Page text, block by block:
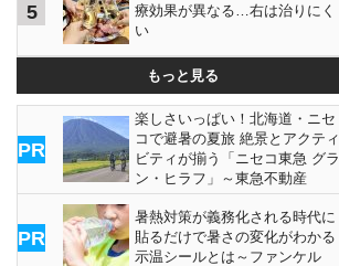
5
療効果が異なる…右は治りにく
い
もっと見る
PR
楽しさいっぱい！北海道・ニセ
コで避暑の夏旅 絶景とアクティ
ビティが揃う「ニセコ東急 グラ
ン・ヒラフ」～東急不動産
PR
暑熱対策が義務化される時代に
貼るだけで暑さの変化がわかる
示温シールとは～ファンケル